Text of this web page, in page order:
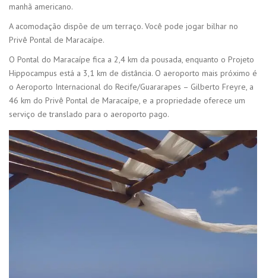
manhã americano.
A acomodação dispõe de um terraço. Você pode jogar bilhar no
Privê Pontal de Maracaípe.
O Pontal do Maracaípe fica a 2,4 km da pousada, enquanto o Projeto
Hippocampus está a 3,1 km de distância. O aeroporto mais próximo é
o Aeroporto Internacional do Recife/Guararapes – Gilberto Freyre, a
46 km do Privê Pontal de Maracaípe, e a propriedade oferece um
serviço de translado para o aeroporto pago.